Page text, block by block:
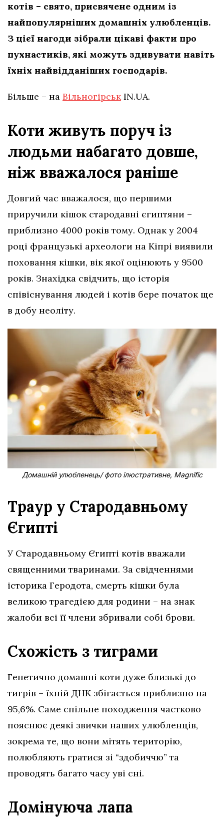
котів – свято, присвячене одним із
найпопулярніших домашніх улюбленців.
З цієї нагоди зібрали цікаві факти про
пухнастиків, які можуть здивувати навіть
їхніх найвідданіших господарів.
Більше – на ВільногірськIN.UA.
Коти живуть поруч із
людьми набагато довше,
ніж вважалося раніше
Довгий час вважалося, що першими
приручили кішок стародавні єгиптяни –
приблизно 4000 років тому. Однак у 2004
році французькі археологи на Кіпрі виявили
поховання кішки, вік якої оцінюють у 9500
років. Знахідка свідчить, що історія
співіснування людей і котів бере початок ще
в добу неоліту.
Домашній улюбленець/ фото ілюстративне, Magnific
Траур у Стародавньому
Єгипті
У Стародавньому Єгипті котів вважали
священними тваринами. За свідченнями
історика Геродота, смерть кішки була
великою трагедією для родини – на знак
жалоби всі її члени збривали собі брови.
Схожість з тиграми
Генетично домашні коти дуже близькі до
тигрів – їхній ДНК збігається приблизно на
95,6%. Саме спільне походження частково
пояснює деякі звички наших улюбленців,
зокрема те, що вони мітять територію,
полюбляють гратися зі “здобиччю” та
проводять багато часу уві сні.
Домінуюча лапа